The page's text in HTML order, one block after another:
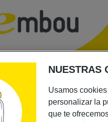
NUESTRAS
Usamos
personalizar la
que te